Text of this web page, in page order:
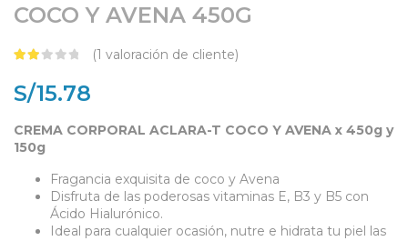
COCO Y AVENA 450G
(1 valoración de cliente)
S/15.78
CREMA CORPORAL ACLARA-T COCO Y AVENA x 450g y
150g
Fragancia exquisita de coco y Avena
Disfruta de las poderosas vitaminas E, B3 y B5 con
Ácido Hialurónico.
Ideal para cualquier ocasión, nutre e hidrata tu piel las